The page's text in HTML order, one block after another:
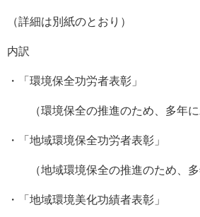
（詳細は別紙のとおり）
内訳
・「環境保全功労者
（環境保全の推進のため、多年にわ
・「地域環境保全功労
（地域環境保全の推進のため、多年
・「地域環境美化功績